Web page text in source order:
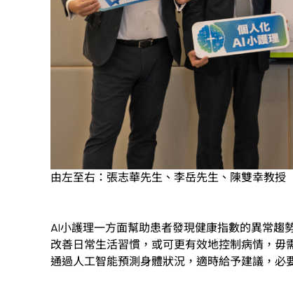
由左至右：張志華先生、李岳先生、陳雙幸教授
AI小護理一方面幫助患者發現健康指數的異常趨
改善日常生活習慣，或可更有效地控制病情，毋
通過人工智能預測身體狀況，適時給予建議，必